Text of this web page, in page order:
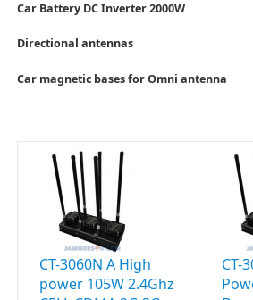
Car Battery DC Inverter 2000W
Directional antennas
Car magnetic bases for Omni antenna
CT-3060N A High
power 105W 2.4Ghz
CT-